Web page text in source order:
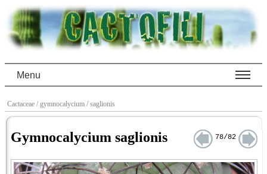
Menu
Cactaceae / gymnocalycium / saglionis
Gymnocalycium saglionis 78/82